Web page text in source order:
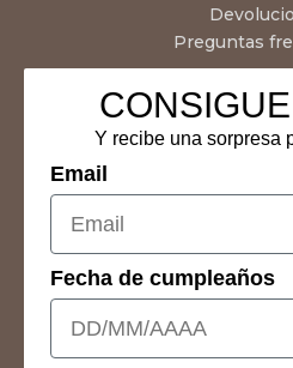
Preguntas
Y recibe una sorpresa
Email
Fecha de cumpleaños